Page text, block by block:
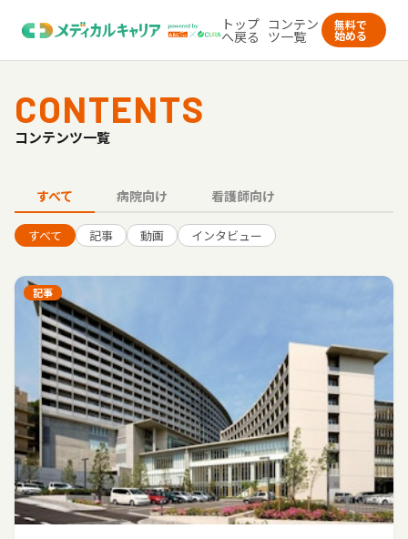
トップ
へ戻る
コンテン
ツ一覧
無料で
始める
CONTENTS
コンテンツ一覧
すべて 病院向け 看護師向け
すべて 記事 動画 インタビュー
記事